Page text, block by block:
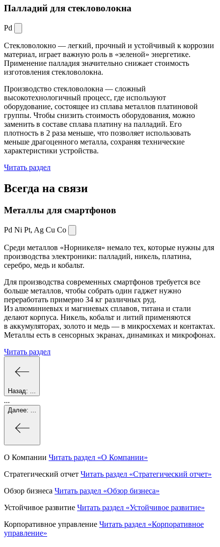
Палладий для стекловолокна
Pd
Стекловолокно — легкий, прочный и устойчивый к коррозии
материал, играет важную роль в «зеленой» энергетике.
Применение палладия значительно снижает стоимость
изготовления стекловолокна.
Производство стекловолокна — сложный
высокотехнологичный процесс, где используют
оборудование, состоящее из сплава металлов платиновой
группы. Чтобы снизить стоимость оборудования, можно
заменить в составе сплава платину на палладий. Его
плотность в 2 раза меньше, что позволяет использовать
меньше драгоценного металла, сохраняя технические
характеристики устройства.
Читать раздел
Всегда на связи
Металлы для смартфонов
Pd Ni Pt, Ag Cu Co
Среди металлов «Норникеля» немало тех, которые нужны для
производства электроники: палладий, никель, платина,
серебро, медь и кобальт.
Для производства современных смартфонов требуется все
больше металлов, чтобы собрать один гаджет нужно
переработать примерно 34 кг различных руд.
Из алюминиевых и магниевых сплавов, титана и стали
делают корпуса. Никель, кобальт и литий применяются
в аккумуляторах, золото и медь — в микросхемах и контактах.
Металлы есть в сенсорных экранах, динамиках и микрофонах.
Читать раздел
Назад:
...
Далее:
О Компании Читать раздел «О Компании»
Стратегический отчет Читать раздел «Стратегический отчет»
Обзор бизнеса Читать раздел «Обзор бизнеса»
Устойчивое развитие Читать раздел «Устойчивое развитие»
Корпоративное управление Читать раздел «Корпоративное
управление»